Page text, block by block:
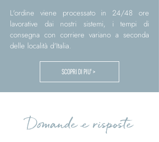
L'ordine viene processato in 24/48 ore
lavorative dai nostri sistemi, i tempi di
consegna con corriere variano a seconda
delle località d'Italia.
SCOPRI DI PIU' >
Domande e risposte